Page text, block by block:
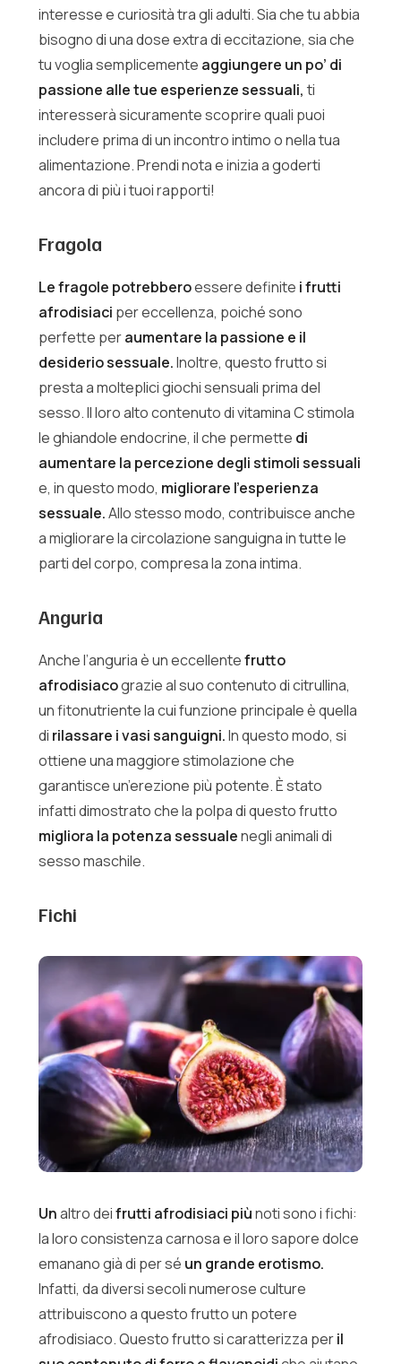
interesse e curiosità tra gli adulti. Sia che tu abbia
bisogno di una dose extra di eccitazione, sia che
tu voglia semplicemente aggiungere un po’ di
passione alle tue esperienze sessuali, ti
interesserà sicuramente scoprire quali puoi
includere prima di un incontro intimo o nella tua
alimentazione. Prendi nota e inizia a goderti
ancora di più i tuoi rapporti!
Fragola
Le fragole potrebberoessere definite i frutti
afrodisiaci per eccellenza, poiché sono
perfette peraumentare la passione e il
desiderio sessuale.Inoltre, questo frutto si
presta a molteplici giochi sensuali prima del
sesso. Il loro alto contenuto di vitamina C stimola
le ghiandole endocrine, il che permette di
aumentare la percezione degli stimoli sessuali
e, in questo modo, migliorare l’esperienza
sessuale.Allo stesso modo, contribuisce anche
a migliorare la circolazione sanguigna in tutte le
parti del corpo, compresa la zona intima.
Anguria
Anche l’anguria è un eccellentefrutto
afrodisiacograzie al suo contenuto di citrullina,
un fitonutriente la cui funzione principale è quella
di rilassare i vasi sanguigni.In questo modo, si
ottiene una maggiore stimolazione che
garantisce un’erezione più potente. È stato
infatti dimostrato che la polpa di questo frutto
migliora la potenza sessualenegli animali di
sesso maschile.
Fichi
Unaltro deifrutti afrodisiaci piùnoti sono i fichi:
la loro consistenza carnosa e il loro sapore dolce
emanano già di per sé un grande erotismo.
Infatti, da diversi secoli numerose culture
attribuiscono a questo frutto un potere
afrodisiaco. Questo frutto si caratterizza peril